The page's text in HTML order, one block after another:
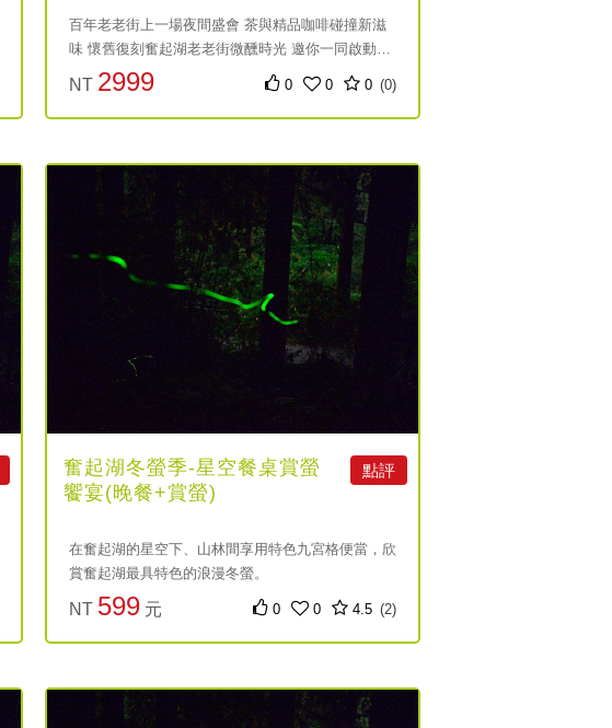
百年老老街上一場夜間盛會 茶與精品咖啡碰撞新滋
味 懷舊復刻奮起湖老老街微醺時光 邀你一同啟動老
派浪漫
NT 2999
元
0 0 0 (0)
奮起湖冬螢季-星空餐桌賞螢
饗宴(晚餐+賞螢)
點評
在奮起湖的星空下、山林間享用特色九宮格便當，欣
賞奮起湖最具特色的浪漫冬螢。
NT 599元 0 0 4.5 (2)